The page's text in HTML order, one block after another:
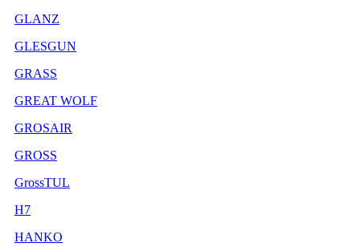
GLANZ
GLESGUN
GRASS
GREAT WOLF
GROSAIR
GROSS
GrossTUL
H7
HANKO